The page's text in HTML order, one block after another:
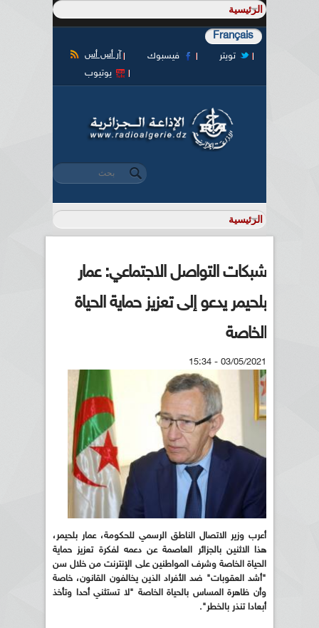
Français
آر أس أس فيسبوك
تويتر
يوتيوب
استمارة البحث
‏بحث ‏
شبكات التواصل الاجتماعي: عمار
بلحيمر يدعو إلى تعزيز حماية الحياة
الخاصة
03/05/2021 - 15:34
أعرب وزير الاتصال الناطق الرسمي للحكومة، عمار بلحيمر،
هذا الاثنين بالجزائر العاصمة عن دعمه لفكرة تعزيز حماية
الحياة الخاصة وشرف المواطنين على الإنترنت من خلال سن
"أشد العقوبات" ضد الأفراد الذين يخالفون القانون، خاصة
وأن ظاهرة المساس بالحياة الخاصة "لا تستثني أحدا وتأخذ
أبعادا تنذر بالخطر".